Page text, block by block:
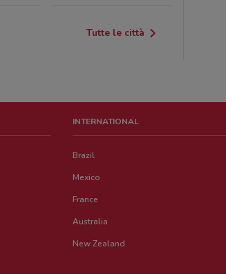
Tutte le città
INTERNATIONAL
Brazil
Mexico
France
Australia
New Zealand